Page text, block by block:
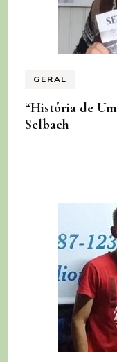
GERAL
“História de
Selbach